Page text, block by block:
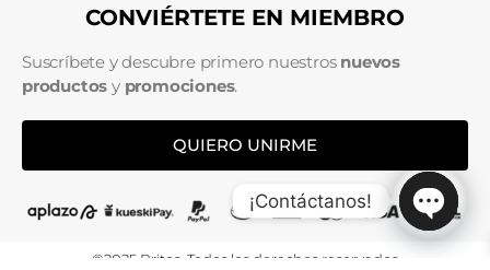
CONVIÉRTETE EN MIEMBRO
Suscríbete y descubre primero nuestros nuevos
productos y promociones.
QUIERO UNIRME
©2025 Britos. Todos los derechos reservados
¡Contáctanos!
Open